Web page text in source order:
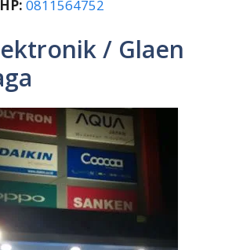
0811564752
/ Glaen